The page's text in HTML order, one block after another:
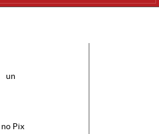
un
no Pix